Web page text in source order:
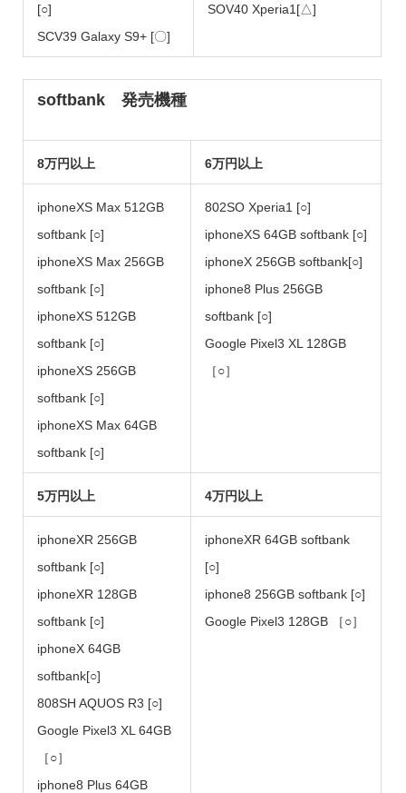
[○]
SCV39 Galaxy S9+ [〇]
SOV40 Xperia1[△]
softbank 発売機種
8万円以上 6万円以上
iphoneXS Max 512GB
softbank [○]
iphoneXS Max 256GB
softbank [○]
iphoneXS 512GB
softbank [○]
iphoneXS 256GB
softbank [○]
iphoneXS Max 64GB
softbank [○]
802SO Xperia1 [○]
iphoneXS 64GB softbank [○]
iphoneX 256GB softbank[○]
iphone8 Plus 256GB
softbank [○]
Google Pixel3 XL 128GB
［○］
5万円以上 4万円以上
iphoneXR 256GB
softbank [○]
iphoneXR 128GB
softbank [○]
iphoneX 64GB
softbank[○]
808SH AQUOS R3 [○]
Google Pixel3 XL 64GB
［○］
iphone8 Plus 64GB
iphoneXR 64GB softbank
[○]
iphone8 256GB softbank [○]
Google Pixel3 128GB ［○］